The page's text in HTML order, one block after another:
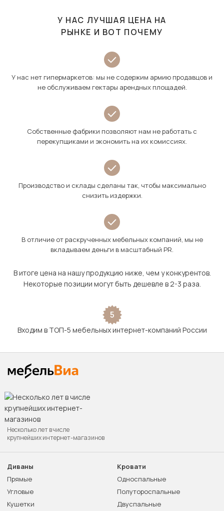
У НАС ЛУЧШАЯ ЦЕНА НА
РЫНКЕ И ВОТ ПОЧЕМУ
У нас нет гипермаркетов: мы не содержим армию продавцов и
не обслуживаем гектары арендных площадей.
Собственные фабрики позволяют нам не работать с
перекупщиками и экономить на их комиссиях.
Производство и склады сделаны так, чтобы максимально
снизить издержки.
В отличие от раскрученных мебельных компаний, мы не
вкладываем деньги в масштабный PR.
В итоге цена на нашу продукцию ниже, чем у конкурентов.
Некоторые позиции могут быть дешевле в 2-3 раза.
5
Входим в ТОП-5 мебельных интернет-компаний России
Несколько лет в числе
крупнейших интернет-магазинов
Диваны
Прямые
Угловые
Кушетки
Кровати
Односпальные
Полутороспальные
Двуспальные